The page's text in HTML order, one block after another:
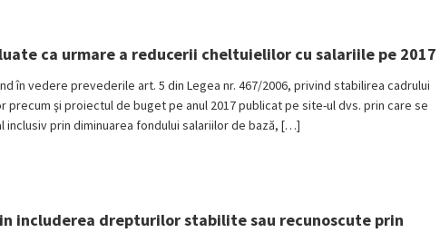
ca urmare a reducerii cheltuielilor cu salariile pe 2017
prevederile art. 5 din Legea nr. 467/2006, privind stabilirea cadrului
şi proiectul de buget pe anul 2017 publicat pe site-ul dvs. prin care se
prin diminuarea fondului salariilor de bază, […]
includerea drepturilor stabilite sau recunoscute prin